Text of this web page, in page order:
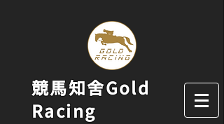
競馬知舍Gold
Racing